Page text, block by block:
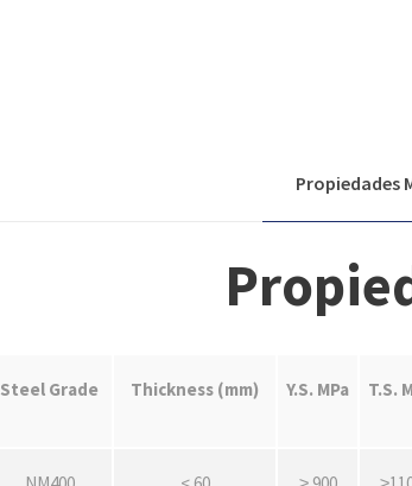
Propiedades
Steel Grade Thickness (mm) Y.S. MPa T.S.